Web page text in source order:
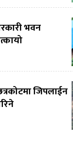
भवन
जिपलाईन